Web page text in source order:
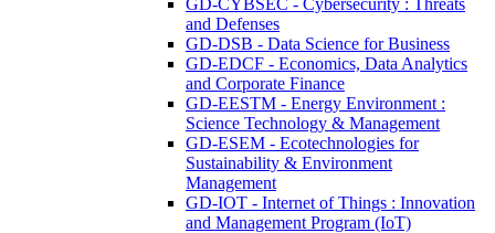
GD-CYBSEC - Cybersecurity : Threats
and Defenses
GD-DSB - Data Science for Business
GD-EDCF - Economics, Data Analytics
and Corporate Finance
GD-EESTM - Energy Environment :
Science Technology & Management
GD-ESEM - Ecotechnologies for
Sustainability & Environment
Management
GD-IOT - Internet of Things : Innovation
and Management Program (IoT)